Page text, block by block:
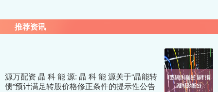
推荐资讯
源万配资 晶 科 能 源: 晶 科 能 源关于“晶能转
债”预计满足转股价格修正条件的提示性公告